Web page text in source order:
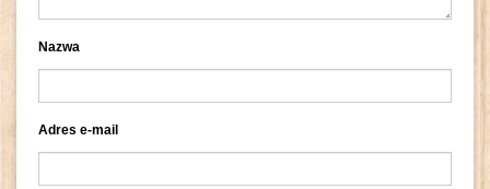
Nazwa
Adres e-mail